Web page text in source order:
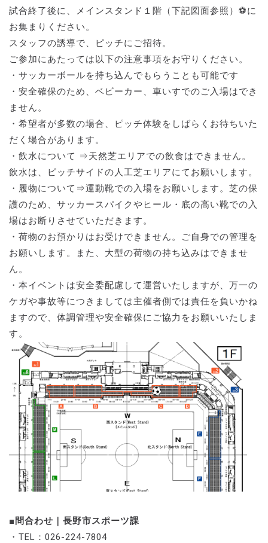
試合終了後に、メインスタンド１階（下記図面参照）⚽に
お集まりください。
スタッフの誘導で、ピッチにご招待。
ご参加にあたっては以下の注意事項をお守りください。
・サッカーボールを持ち込んでもらうことも可能です
・安全確保のため、ベビーカー、車いすでのご入場はでき
ません。
・希望者が多数の場合、ピッチ体験をしばらくお待ちいた
だく場合があります。
・飲水について ⇒天然芝エリアでの飲食はできません。
飲水は、ピッチサイドの人工芝エリアにてお願いします。
・履物について⇒運動靴での入場をお願いします。芝の保
護のため、サッカースパイクやヒール・底の高い靴での入
場はお断りさせていただきます。
・荷物のお預かりはお受けできません。ご自身での管理を
お願いします。また、大型の荷物の持ち込みはできませ
ん。
・本イベントは安全委配慮して運営いたしますが、万一の
ケガや事故等につきましては主催者側では責任を負いかね
ますので、体調管理や安全確保にご協力をお願いいたしま
す。
■問合わせ｜長野市スポーツ課
・TEL：026-224-7804